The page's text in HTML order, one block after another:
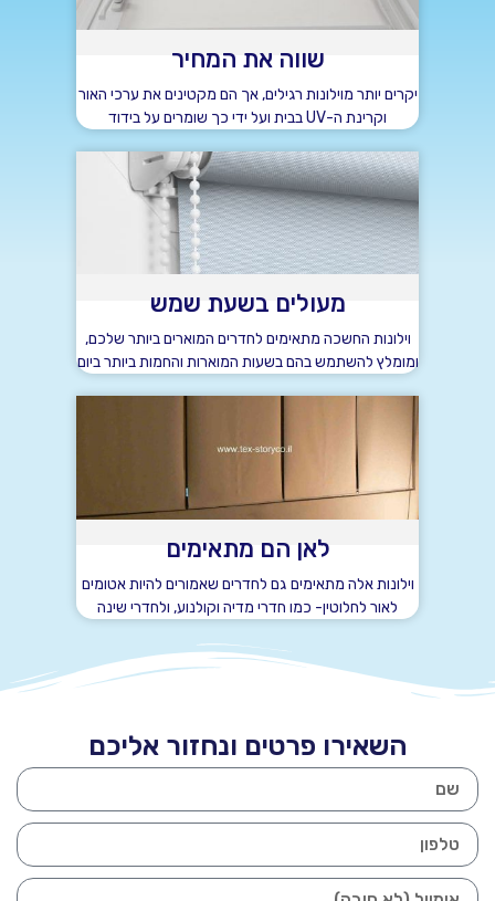
שווה את המחיר
יקרים יותר מוילונות רגילים, אך הם מקטינים את ערכי האור
וקרינת ה-UV בבית ועל ידי כך שומרים על בידוד
מעולים בשעת שמש
וילונות החשכה מתאימים לחדרים המוארים ביותר שלכם,
ומומלץ להשתמש בהם בשעות המוארות והחמות ביותר ביום
לאן הם מתאימים
וילונות אלה מתאימים גם לחדרים שאמורים להיות אטומים
לאור לחלוטין- כמו חדרי מדיה וקולנוע, ולחדרי שינה
השאירו פרטים ונחזור אליכם